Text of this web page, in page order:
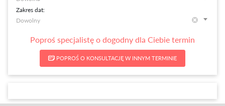
Zakres dat:
Poproś specjalistę o dogodny dla Ciebie termin
POPROŚ O KONSULTACJĘ W INNYM TERMINIE